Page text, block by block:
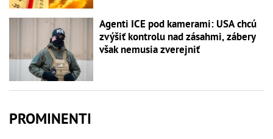
Agenti ICE pod kamerami: USA chcú
zvýšiť kontrolu nad zásahmi, zábery
však nemusia zverejniť
PROMINENTI